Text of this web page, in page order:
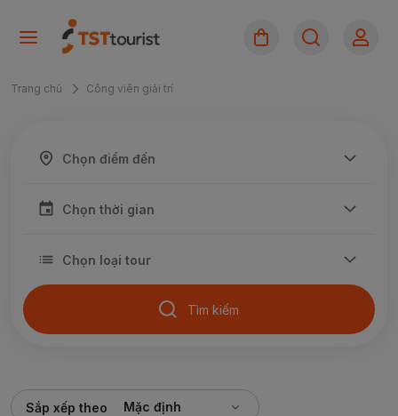
Trang chủ Công viên giải trí
Tìm kiếm
Sắp xếp theo Mặc định